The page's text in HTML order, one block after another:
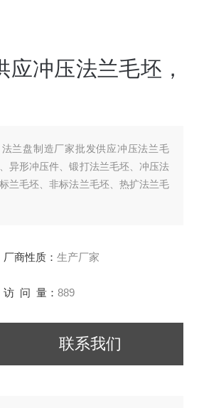
冲压法兰毛坯，
兰盘制造厂家批发供应冲压法兰毛
异形冲压件、锻打法兰毛坯、冲压法
兰毛坯、非标法兰毛坯、热扩法兰毛
厂商性质： 生产厂家
访 问 量： 889
联系我们